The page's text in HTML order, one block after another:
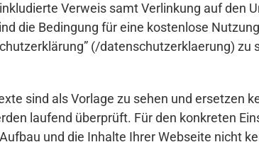
Verweis samt Verlinkung auf den
die Bedingung für eine kostenlose
(/datenschutzerklaerung)
sind als Vorlage zu sehen und ersetzen
laufend überprüft. Für den konkreten
und die Inhalte Ihrer Webseite nicht